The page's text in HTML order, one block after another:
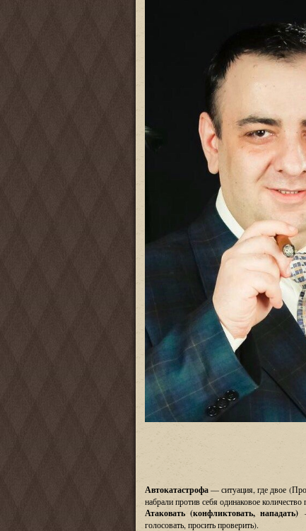
Автокатастрофа—ситуация,где двое (
набрали против себя одинаковое количество
Атаковать (конфликтовать, нападать)
голосовать, просить проверить).